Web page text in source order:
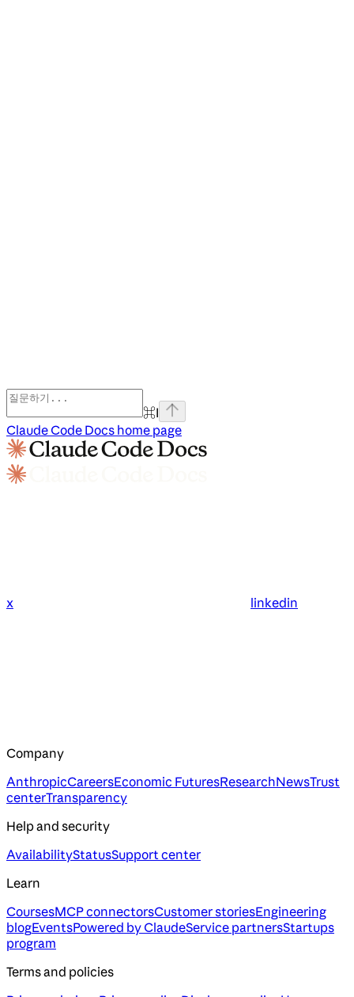
⌘I
Claude Code Docs home page
x linkedin
Company
AnthropicCareersEconomic FuturesResearchNewsTrust
centerTransparency
Help and security
AvailabilityStatusSupport center
Learn
CoursesMCP connectorsCustomer storiesEngineering
blogEventsPowered by ClaudeService partnersStartups
program
Terms and policies